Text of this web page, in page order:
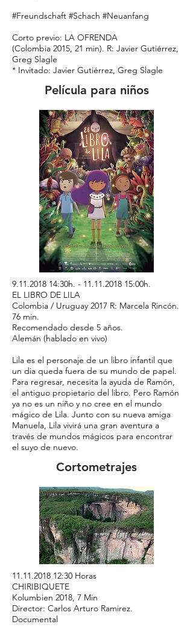
#Freundschaft #Schach #Neuanfang
Corto previo: LA OFRENDA
(Colombia 2015, 21 min). R: Javier Gutiérrez,
Greg Slagle
* Invitado: Javier Gutiérrez, Greg Slagle
Película para niños
9.11.2018 14:30h. - 11.11.2018 15:00h.
EL LIBRO DE LILA
Colombia / Uruguay 2017 R: Marcela Rincón.
76 min.
Recomendado desde 5 años.
Alemán (hablado en vivo)
Lila es el personaje de un libro infantil que
un dia queda fuera de su mundo de papel.
Para regresar, necesita la ayuda de Ramón,
el antiguo propietario del libro. Pero Ramón
ya no es un niño y no cree en el mundo
mágico de Lila. Junto con su nueva amiga
Manuela, Lila vivirá una gran aventura a
través de mundos mágicos para encontrar
el suyo de nuevo.
Cortometrajes
11.11.2018 12:30 Horas
CHIRIBIQUETE
Kolumbien 2018, 7 Min
Director: Carlos Arturo Ramirez.
Documental